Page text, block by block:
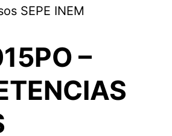
SEPE INEM
–